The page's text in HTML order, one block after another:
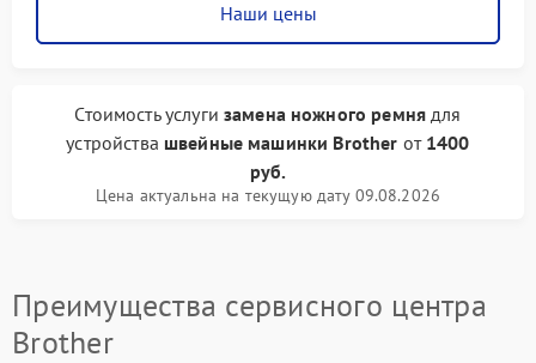
Наши цены
Стоимость услуги замена ножного ремнядля
устройства швейные машинки Brother от 1400
руб.
Цена актуальна на текущую дату 09.08.2026
Преимущества сервисного центра
Brother